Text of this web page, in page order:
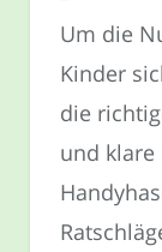
Um die
Kinder
die
und klare